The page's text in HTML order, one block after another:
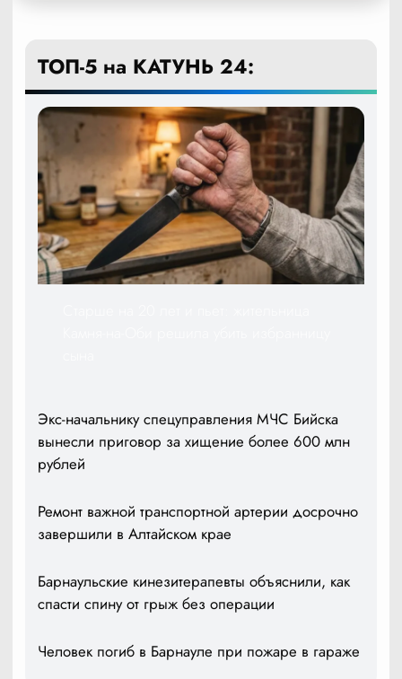
ТОП-5 на КАТУНЬ 24:
Экс-начальнику спецуправления МЧС Бийска
вынесли приговор за хищение более 600 млн
рублей
Ремонт важной транспортной артерии досрочно
завершили в Алтайском крае
Барнаульские кинезитерапевты объяснили, как
спасти спину от грыж без операции
Человек погиб в Барнауле при пожаре в гараже